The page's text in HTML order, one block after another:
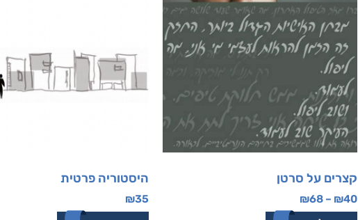
קצרים על סרטן
₪40
–
₪68
היסטוריה פרטית
₪35